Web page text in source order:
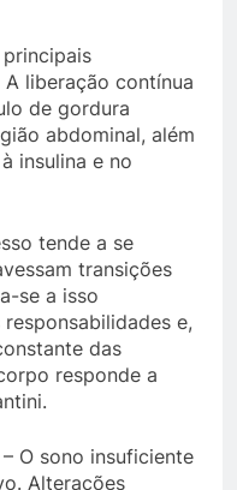
liberação contínua
de gordura
abdominal, além
insulina e no
tende a se
transições
se a isso
e,
das
responde a
– O sono insuficiente
Alterações